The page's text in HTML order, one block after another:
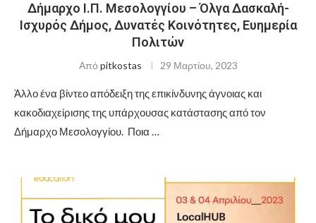
Δήμαρχο Ι.Π. Μεσολογγίου – Όλγα Δασκαλή-
Ισχυρός Δήμος, Δυνατές Κοινότητες, Ευημερία
Πολιτών
Από pitkostas 29 Μαρτίου, 2023
Άλλο ένα βίντεο απόδειξη της επικίνδυνης άγνοιας και
κακοδιαχείρισης της υπάρχουσας κατάστασης από τον
Δήμαρχο Μεσολογγίου. Ποια …